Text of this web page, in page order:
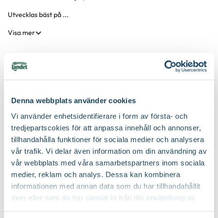
Denna webbplats använder cookies
Vi använder enhetsidentifierare i form av första- och
tredjepartscokies för att anpassa innehåll och annonser,
tillhandahålla funktioner för sociala medier och analysera
vår trafik. Vi delar även information om din användning av
vår webbplats med våra samarbetspartners inom sociala
medier, reklam och analys. Dessa kan kombinera
informationen med annan data som du har tillhandahållit
dem eller som de har samlat in från din användning av
Utvecklas bäst på ...
Visa mer
Krukstorlek 10 liter
Leveranshöjd 160 - 180 cm Hur vi mäter leveranshöjd på växter
Förväntad sluthöjd 3,5 - 5,5 m Höjd på trädgårdsväxter
Stamhöjd 150 cm Hur mäts stamhöjd?
Kvalitet - typ av planta Stamträd
Skötselråd
Läge Sol
Odlingszon 1 - 4
Planteringsavstånd (cc) 4 m
Jordmån Mullrik jord, Näringsrik jord, Väldränerad jord
Etableringsråd - så får du en lyckad plantering och
tillväxt
Håll jorden fuktig de första två åren, stödvattna under tredje
och fjärde året under torra perioder. Använd med fördel
bevattningspåse.
Håll jorden fri från ogräs runt trädet de första tre åren för att
Köp till för ett lyckat resultat